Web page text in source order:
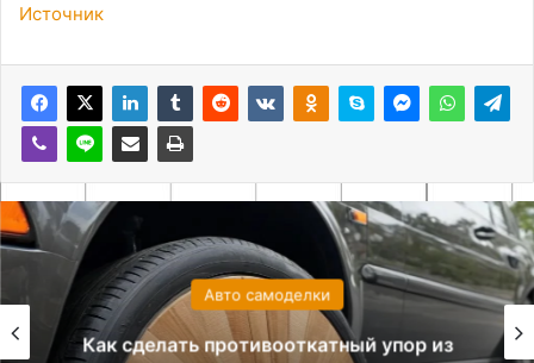
Источник
Авто самоделки
Как сделать противооткатный упор из